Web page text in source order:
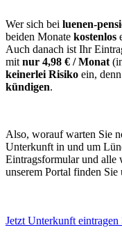
Wer sich bei luenen-
beiden Monate kostenlos
Auch danach ist Ihr
mit nur 4,98 € / Monat
keinerlei Risiko ein,
kündigen.
Also, worauf warten Sie
Unterkunft in und um
Eintragsformular und alle
unserem Portal finden Sie
Jetzt Unterkunft eintragen